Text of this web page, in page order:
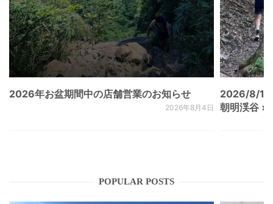
2026年お盆期間中の店舗営業のお知らせ
2026年8月4日
2026/8/
朝明渓谷 ×
POPULAR POSTS